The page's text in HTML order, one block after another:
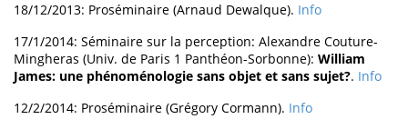
18/12/2013: Proséminaire (Arnaud Dewalque). Info
17/1/2014: Séminaire sur la perception: Alexandre Couture-
Mingheras (Univ. de Paris 1 Panthéon-Sorbonne): William
James: une phénoménologie sans objet et sans sujet?. Info
12/2/2014: Proséminaire (Grégory Cormann). Info